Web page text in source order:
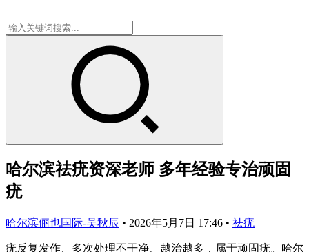
哈尔滨祛疣资深老师 多年经验专治顽固
疣
哈尔滨俪也国际-吴秋辰 • 2026年5月7日 17:46 • 祛疣
疣反复发作、多次处理不干净、越治越多，属于顽固疣。哈尔